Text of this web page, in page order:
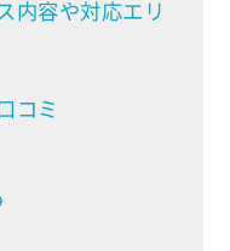
内容や対応エリ
コミ